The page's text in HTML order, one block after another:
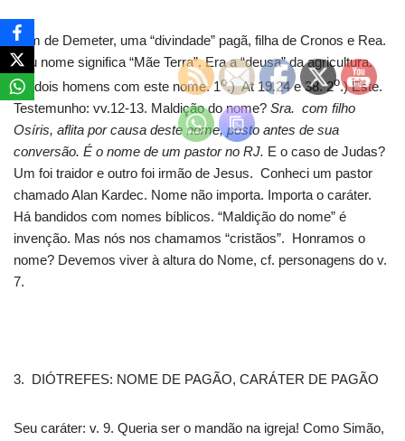
Vem de Demeter, uma “divindade” pagã, filha de Cronos e Rea.
Seu nome significa “Mãe Terra”. Era a “deusa” da agricultura.
Há dois homens com este nome. 1o.) At 19.24 e 38. 2o.) Este.
Testemunho: vv.12-13. Maldição do nome? Sra. com filho
Osíris, aflita por causa deste nome, posto antes de sua
conversão. É o nome de um pastor no RJ. E o caso de Judas?
Um foi traidor e outro foi irmão de Jesus. Conheci um pastor
chamado Alan Kardec. Nome não importa. Importa o caráter.
Há bandidos com nomes bíblicos. “Maldição do nome” é
invenção. Mas nós nos chamamos “cristãos”. Honramos o
nome? Devemos viver à altura do Nome, cf. personagens do v.
7.
3. DIÓTREFES: NOME DE PAGÃO, CARÁTER DE PAGÃO
Seu caráter: v. 9. Queria ser o mandão na igreja! Como Simão,